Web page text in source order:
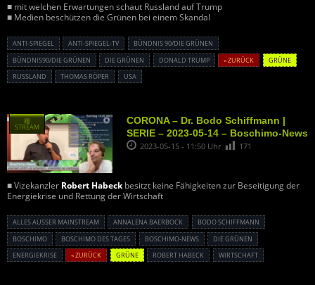
■ mit welchen Erwartungen schaut Russland auf Trump
■ Medien beschützen die Grünen bei einem Skandal
ANTI-SPIEGEL ANTI-SPIEGEL-TV
BÜNDNIS 90/DIE GRÜNEN
BÜNDNIS90/DIE GRÜNEN
DIE GRÜNEN DONALD TRUMP « ZURÜCK
GRÜNE
RUSSLAND
THOMAS RÖPER USA
CORONA – Dr. Bodo Schiffmann |
SERIE – 2023-05-14 – Boschimo-News
2023-05-15 - 11:50 Uhr 171
■ Vizekanzler Robert Habeckbesitzt keine Fähigkeiten zur Beseitigung der
Energiekrise und Rettung der Wirtschaft
ALLES AUSSER MAINSTREAM ANNALENA BAERBOCK
BODO SCHIFFMANN
BOSCHIMO
BOSCHIMO DES TAGES BOSCHIMO-NEWS
DIE GRÜNEN
ENERGIEKRISE
« ZURÜCK GRÜNE ROBERT HABECK WIRTSCHAFT
種
STREAM